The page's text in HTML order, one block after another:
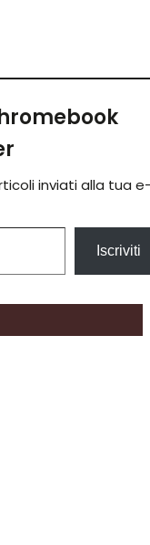
inviati alla tua
Iscriviti